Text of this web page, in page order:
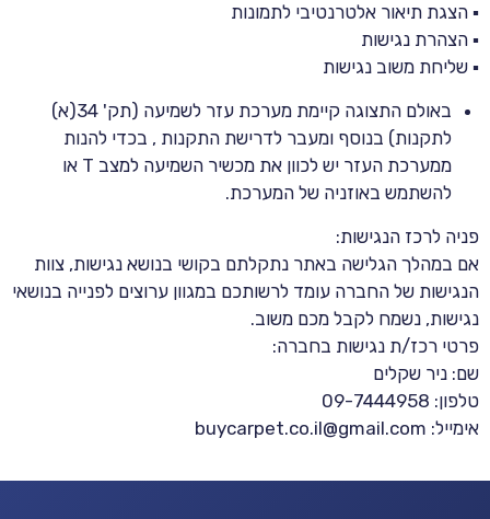
▪ הצגת תיאור אלטרנטיבי לתמונות
▪ הצהרת נגישות
▪ שליחת משוב נגישות
באולם התצוגה קיימת מערכת עזר לשמיעה (תק' 34(א)
לתקנות) בנוסף ומעבר לדרישת התקנות , בכדי להנות
ממערכת העזר יש לכוון את מכשיר השמיעה למצב T או
להשתמש באוזניה של המערכת.
פניה לרכז הנגישות:
אם במהלך הגלישה באתר נתקלתם בקושי בנושא נגישות, צוות
הנגישות של החברה עומד לרשותכם במגוון ערוצים לפנייה בנושאי
נגישות, נשמח לקבל מכם משוב.
פרטי רכז/ת נגישות בחברה:
שם: ניר שקלים
טלפון: 09-7444958
אימייל: buycarpet.co.il@gmail.com